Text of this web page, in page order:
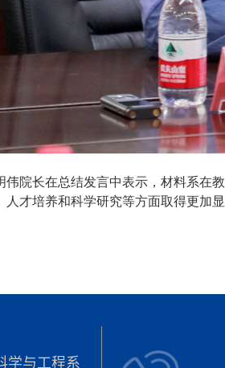
伟院长在总结发言中表示，材料系在
才培养和科学研究等方面取得更加显
学与工程系